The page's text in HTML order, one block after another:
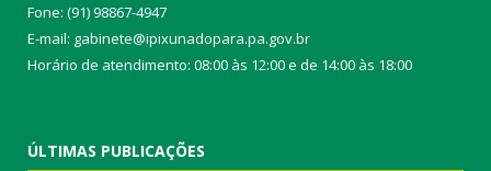
Fone: (91) 98867-4947
E-mail: gabinete@ipixunadopara.pa.gov.br
Horário de atendimento: 08:00 às 12:00 e de 14:00 às 18:00
ÚLTIMAS PUBLICAÇÕES